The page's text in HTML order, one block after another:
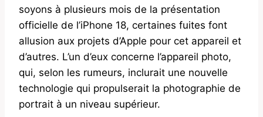
soyons à plusieurs mois de la présentation
officielle de l’iPhone 18, certaines fuites font
allusion aux projets d’Apple pour cet appareil et
d’autres. L’un d’eux concerne l’appareil photo,
qui, selon les rumeurs, inclurait une nouvelle
technologie qui propulserait la photographie de
portrait à un niveau supérieur.